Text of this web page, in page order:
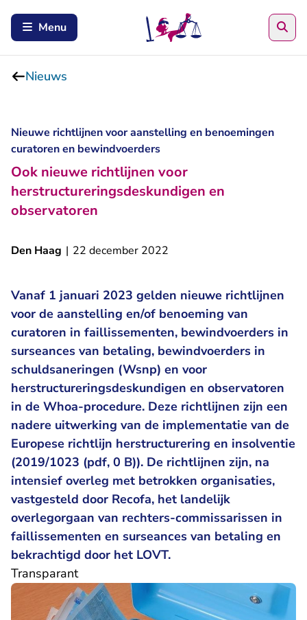
Menu
Nieuws
Nieuwe richtlijnen voor aanstelling en benoemingen
curatoren en bewindvoerders
Ook nieuwe richtlijnen voor
herstructureringsdeskundigen en
observatoren
Den Haag | 22 december 2022
Vanaf 1 januari 2023 gelden nieuwe richtlijnen
voor de aanstelling en/of benoeming van
curatoren in faillissementen, bewindvoerders in
surseances van betaling, bewindvoerders in
schuldsaneringen (Wsnp) en voor
herstructureringsdeskundigen en observatoren
in de Whoa-procedure. Deze richtlijnen zijn een
nadere uitwerking van de implementatie van de
Europese richtlijn herstructurering en insolventie
(2019/1023 (pdf, 0 B)). De richtlijnen zijn, na
intensief overleg met betrokken organisaties,
vastgesteld door Recofa, het landelijk
overlegorgaan van rechters-commissarissen in
faillissementen en surseances van betaling en
bekrachtigd door het LOVT.
Transparant